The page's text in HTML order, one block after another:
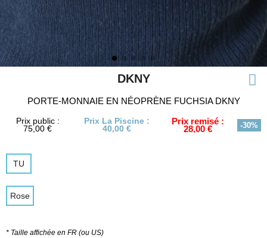
DKNY
PORTE-MONNAIE EN NÉOPRÈNE FUCHSIA DKNY
Prix public :
75,00 €
Prix La Piscine :
40,00 €
Prix remisé :
28,00 € -30%
TU
Rose
* Taille affichée en FR (ou US)